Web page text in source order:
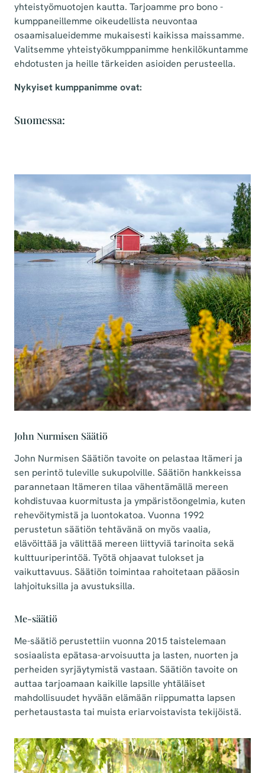
yhteistyömuotojen kautta. Tarjoamme pro bono -
kumppaneillemme oikeudellista neuvontaa
osaamisalueidemme mukaisesti kaikissa maissamme.
Valitsemme yhteistyökumppanimme henkilökuntamme
ehdotusten ja heille tärkeiden asioiden perusteella.
Nykyiset kumppanimme ovat:
Suomessa:
John Nurmisen Säätiö
John Nurmisen Säätiön tavoite on pelastaa Itämeri ja
sen perintö tuleville sukupolville. Säätiön hankkeissa
parannetaan Itämeren tilaa vähentämällä mereen
kohdistuvaa kuormitusta ja ympäristöongelmia, kuten
rehevöitymistä ja luontokatoa. Vuonna 1992
perustetun säätiön tehtävänä on myös vaalia,
elävöittää ja välittää mereen liittyviä tarinoita sekä
kulttuuriperintöä. Työtä ohjaavat tulokset ja
vaikuttavuus. Säätiön toimintaa rahoitetaan pääosin
lahjoituksilla ja avustuksilla.
Me-säätiö
Me-säätiö perustettiin vuonna 2015 taistelemaan
sosiaalista epätasa-arvoisuutta ja lasten, nuorten ja
perheiden syrjäytymistä vastaan. Säätiön tavoite on
auttaa tarjoamaan kaikille lapsille yhtäläiset
mahdollisuudet hyvään elämään riippumatta lapsen
perhetaustasta tai muista eriarvoistavista tekijöistä.